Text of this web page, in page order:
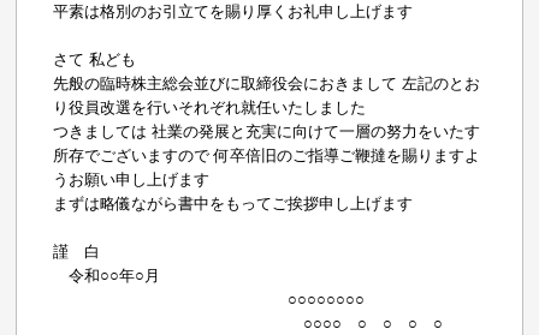
平素は格別のお引立てを賜り厚くお礼申し上げます
さて 私ども
先般の臨時株主総会並びに取締役会におきまして 左記のとお
り役員改選を行いそれぞれ就任いたしました
つきましては 社業の発展と充実に向けて一層の努力をいたす
所存でございますので 何卒倍旧のご指導ご鞭撻を賜りますよ
うお願い申し上げます
まずは略儀ながら書中をもってご挨拶申し上げます
謹 白
令和○○年○月
○○○○○○○○
○○○○ ○ ○ ○ ○